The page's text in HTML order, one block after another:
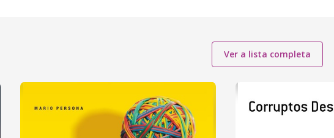
Ver a lista completa